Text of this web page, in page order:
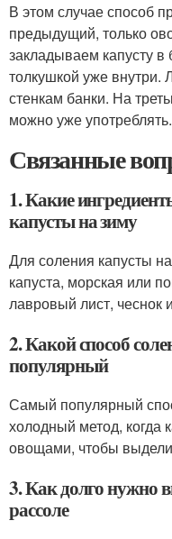
В этом случае способ
предыдущий, только
закладываем капусту
толкушкой уже внутри.
стенкам банки. На
можно уже употреблять.
Связанные
1. Какие
капусты на зиму
Для соления капусты
капуста, морская или
лавровый лист, чеснок
2. Какой способ
популярный
Самый популярный
холодный метод, когда
овощами, чтобы
3. Как долго нужно
рассоле